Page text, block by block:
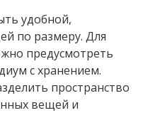
удобной,
по размеру. Для
предусмотреть
с хранением.
пространство
вещей и